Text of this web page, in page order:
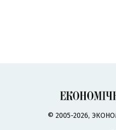
© 2005-2026,